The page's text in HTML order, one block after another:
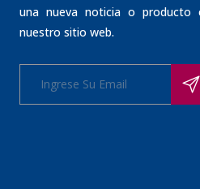
una nueva noticia o producto
nuestro sitio web.